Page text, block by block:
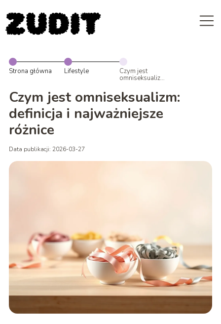
Strona główna Lifestyle Czym jest
omniseksualizm:
najważniejsze
różnice
Czym jest omniseksualizm:
definicja i najważniejsze
różnice
Data publikacji: 2026-03-27